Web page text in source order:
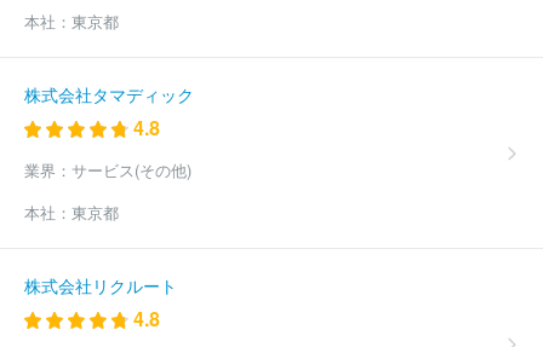
式会社学研ココファン
ートナー株式会社
株式会社長谷工シニアウェルデザイン
株式会社やまねメディカル
全国健康保険協会
株式会社ベネッセスタイルケア
ス
株式会社ハーベスト
ーズ
社会福祉法人草加福祉会
ユースタイ
件)
本社： 東京都
株式会社タマディック
4.8
業界： サービス(その他)
本社： 東京都
株式会社リクルート
4.8